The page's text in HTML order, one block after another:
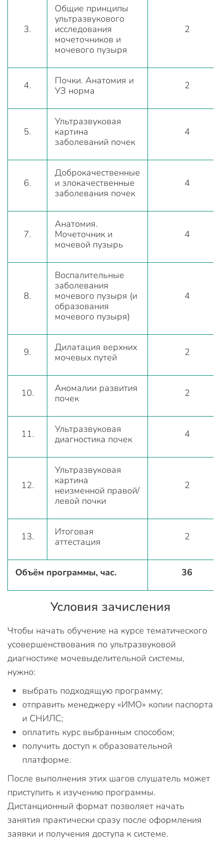
3.
Общие принципы
ультразвукового
исследования
мочеточников и
мочевого пузыря
2
4.
Почки. Анатомия и
УЗ норма
2
5.
Ультразвуковая
картина
заболеваний почек
4
6.
Доброкачественные
и злокачественные
заболевания почек
4
7.
Анатомия.
Мочеточник и
мочевой пузырь
4
8.
Воспалительные
заболевания
мочевого пузыря (и
образования
мочевого пузыря)
4
9.
Дилатация верхних
мочевых путей
2
10.
Аномалии развития
почек
2
11.
Ультразвуковая
диагностика почек
4
12.
Ультразвуковая
картина
неизменной правой/
левой почки
2
13.
Итоговая
аттестация
2
Объём программы, час. 36
Условия зачисления
Чтобы начать обучение на курсе тематического
усовершенствования по ультразвуковой
диагностике мочевыделительной системы,
нужно:
выбрать подходящую программу;
отправить менеджеру «ИМО» копии паспорта
и СНИЛС;
оплатить курс выбранным способом;
получить доступ к образовательной
платформе.
После выполнения этих шагов слушатель может
приступить к изучению программы.
Дистанционный формат позволяет начать
занятия практически сразу после оформления
заявки и получения доступа к системе.